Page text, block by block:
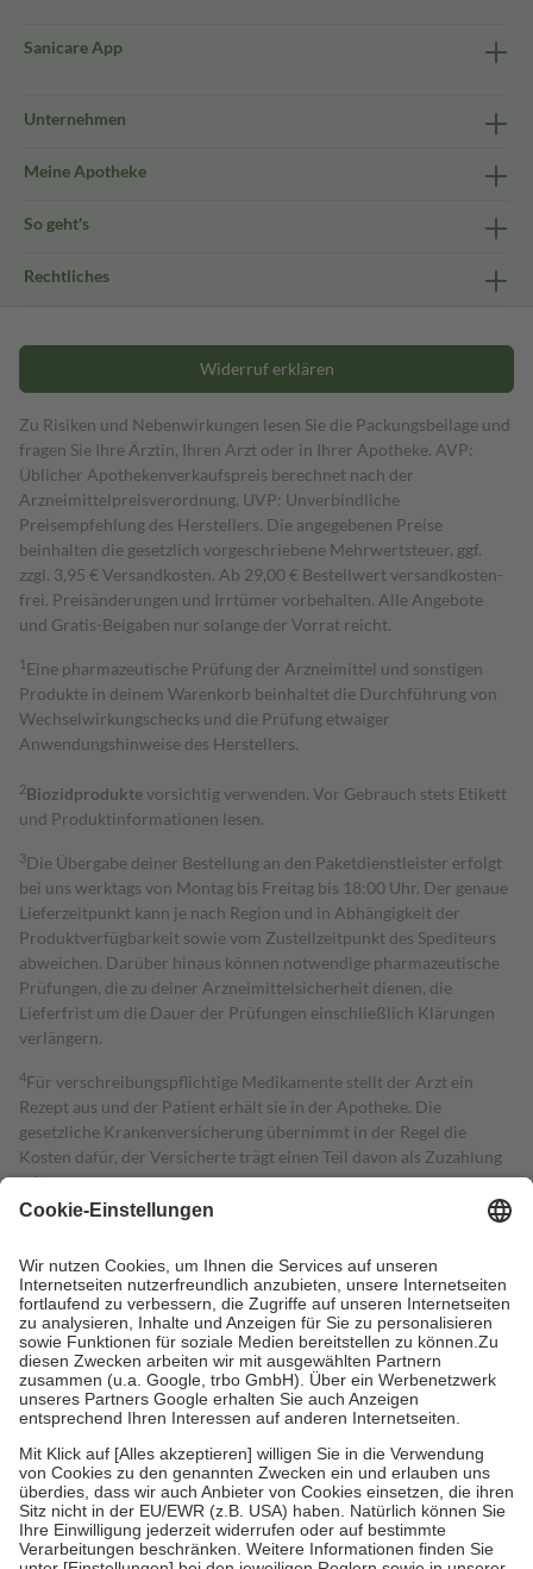
Sanicare App
Unternehmen
Meine Apotheke
So geht's
Rechtliches
Widerruf erklären
Zu Risiken und Nebenwirkungen lesen Sie die Packungsbeilage und
fragen Sie Ihre Ärztin, Ihren Arzt oder in Ihrer Apotheke. AVP:
Üblicher Apothekenverkaufspreis berechnet nach der
Arzneimittelpreisverordnung. UVP: Unverbindliche
Preisempfehlung des Herstellers. Die angegebenen Preise
beinhalten die gesetzlich vorgeschriebene Mehrwertsteuer, ggf.
zzgl. 3,95 € Versandkosten. Ab 29,00 € Bestell­wert versand­kosten­
frei. Preisänderungen und Irrtümer vorbehalten. Alle Angebote
und Gratis-Beigaben nur solange der Vorrat reicht.
1 Eine pharmazeutische Prüfung der Arzneimittel und sonstigen
Produkte in deinem Warenkorb beinhaltet die Durchführung von
Wechselwirkungschecks und die Prüfung etwaiger
Anwendungshinweise des Herstellers.
2Biozidproduktevorsichtig verwenden. Vor Gebrauch stets Etikett
und Produktinformationen lesen.
3Die Übergabe deiner Bestellung an den Paketdienstleister erfolgt
bei uns werktags von Montag bis Freitag bis 18:00 Uhr. Der genaue
Lieferzeitpunkt kann je nach Region und in Abhängigkeit der
Produktverfügbarkeit sowie vom Zustellzeitpunkt des Spediteurs
abweichen. Darüber hinaus können notwendige pharmazeutische
Prüfungen, die zu deiner Arzneimittelsicherheit dienen, die
Lieferfrist um die Dauer der Prüfungen einschließlich Klärungen
verlängern.
4Für verschreibungspflichtige Medikamente stellt der Arzt ein
Rezept aus und der Patient erhält sie in der Apotheke. Die
gesetzliche Krankenversicherung übernimmt in der Regel die
Kosten dafür, der Versicherte trägt einen Teil davon als Zuzahlung
mit.
Grundsätzlich leisten Mitglieder Zuzahlungen in Höhe von zehn
höchstens zehn Euro.
Es sind jedoch nie mehr als die tatsächlichen
Kosten der Leistung zu entrichten.
Diese Regeln gelten grundsätzlich auch für Online-Apotheken.
Bei Heilmitteln und häuslicher Krankenpflege beträgt die
Zuzahlung zehn Prozent der Kosten sowie zehn Euro je
Verordnung.
Um das Engagement der Versicherten für ihre eigene Gesundheit zu
stärken und die besondere Stellung der Familie zu unterstützen,
fallenkeine Zuzahlungenan bei:
• Kindern und Jugendlichen bis zum vollendeten 18. Lebensjahr
mit Ausnahme der Fahrkosten
• Untersuchungen zur Vorsorge und Früherkennung, die von der
GKV getragen werden